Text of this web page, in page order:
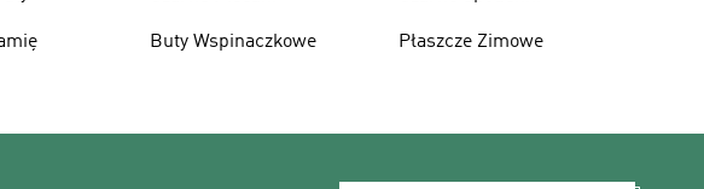
Buty Wspinaczkowe Płaszcze Zimowe